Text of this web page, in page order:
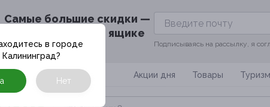
Cамые большие скидки —
в твоём почтовом ящике
Подписываясь на рассылку, я
Акции дня Товары Туризм
в городе
Калининград?
Нет